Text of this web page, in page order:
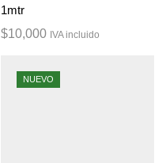
1mtr
$10,000 IVA incluido
NUEVO